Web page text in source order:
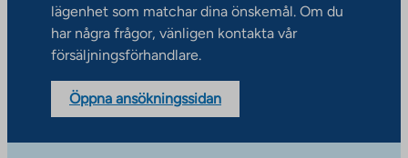
lägenhet som matchar dina önskemål. Om du
har några frågor, vänligen kontakta vår
försäljningsförhandlare.
Öppna ansökningssidan